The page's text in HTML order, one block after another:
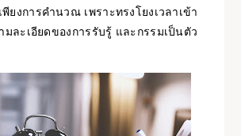
ยงการคำนวณ เพราะทรงโยงเวลาเข้า
มละเอียดของการรับรู้ และกรรมเป็นตัว